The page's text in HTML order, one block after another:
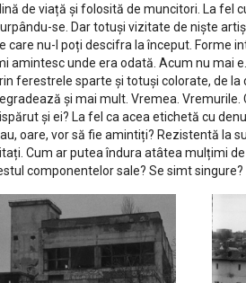
de viață și folosită de muncitori. La fel
se. Dar totuși vizitate de niște
care nu-l poți descifra la început. Forme
amintesc unde era odată. Acum nu mai
ferestrele sparte și totuși colorate, de la
și mai mult. Vremea. Vremurile.
și ei? La fel ca acea etichetă cu
oare, vor să fie amintiți? Rezistentă la
Cum ar putea îndura atâtea mulțimi
componentelor sale? Se simt singure?